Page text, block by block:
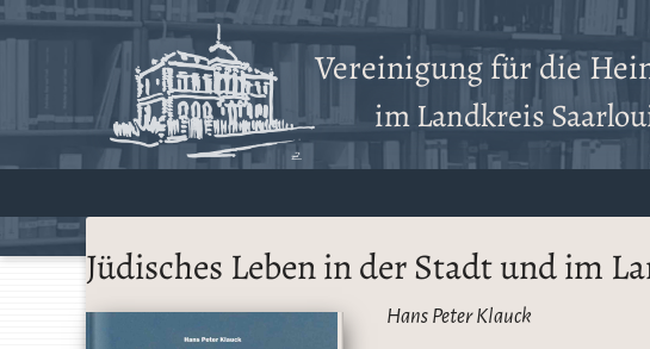
Vereinigung für die
im Landkreis
Jüdisches Leben in der Stadt und im
Hans Peter Klauck